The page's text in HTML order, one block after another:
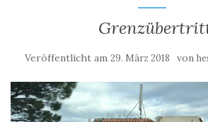
Veröffentlicht am 29. März 2018 von